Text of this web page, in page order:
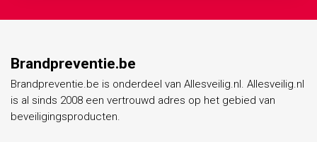
Brandpreventie.be
Brandpreventie.be is onderdeel van Allesveilig.nl. Allesveilig.nl
is al sinds 2008 een vertrouwd adres op het gebied van
beveiligingsproducten.